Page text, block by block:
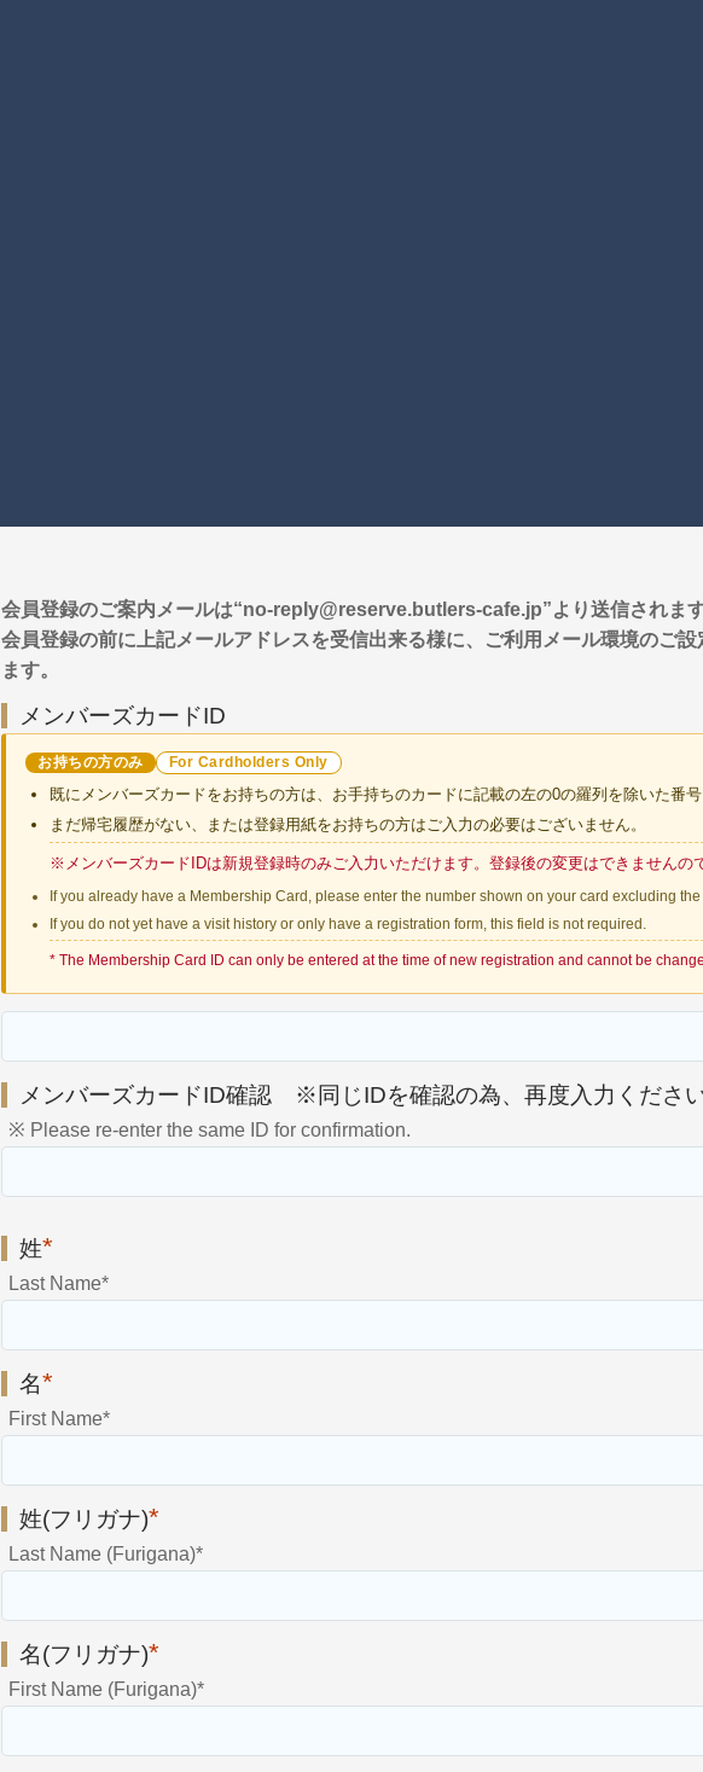
会員登録のご案内メールは“no-reply@reserve.butlers-cafe.jp”より送信されま
会員登録の前に上記メールアドレスを受信出来る様に、ご利用メール環境のご
ます。
メンバーズカードID
お持ちの方のみ For Cardholders Only
既にメンバーズカードをお持ちの方は、お手持ちのカードに記載の左の0の羅列を除いた番
まだ帰宅履歴がない、または登録用紙をお持ちの方はご入力の必要はございません。
※メンバーズカードIDは新規登録時のみご入力いただけます。登録後の変更はできませんの
If you already have a Membership Card, please enter the number shown on your card excluding
If you do not yet have a visit history or only have a registration form, this field is not required .
* The Membership Card ID can only be entered at the time of new registration and cannot be
メンバーズカードID確認 ※同じIDを確認の為、再度入力くださ
※ Please re-enter the same ID for confirmation.
姓*
Last Name*
名*
First Name*
姓(フリガナ)*
Last Name (Furigana)*
名(フリガナ)*
First Name (Furigana)*